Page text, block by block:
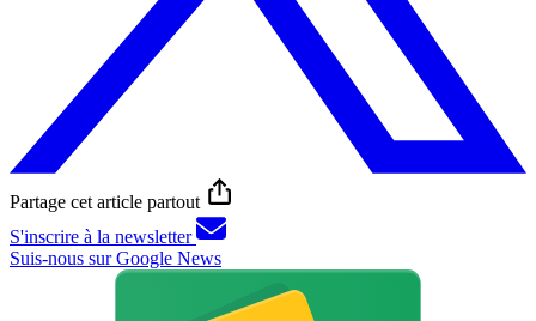
Partage cet article partout
S'inscrire à la newsletter
Suis-nous sur Google News